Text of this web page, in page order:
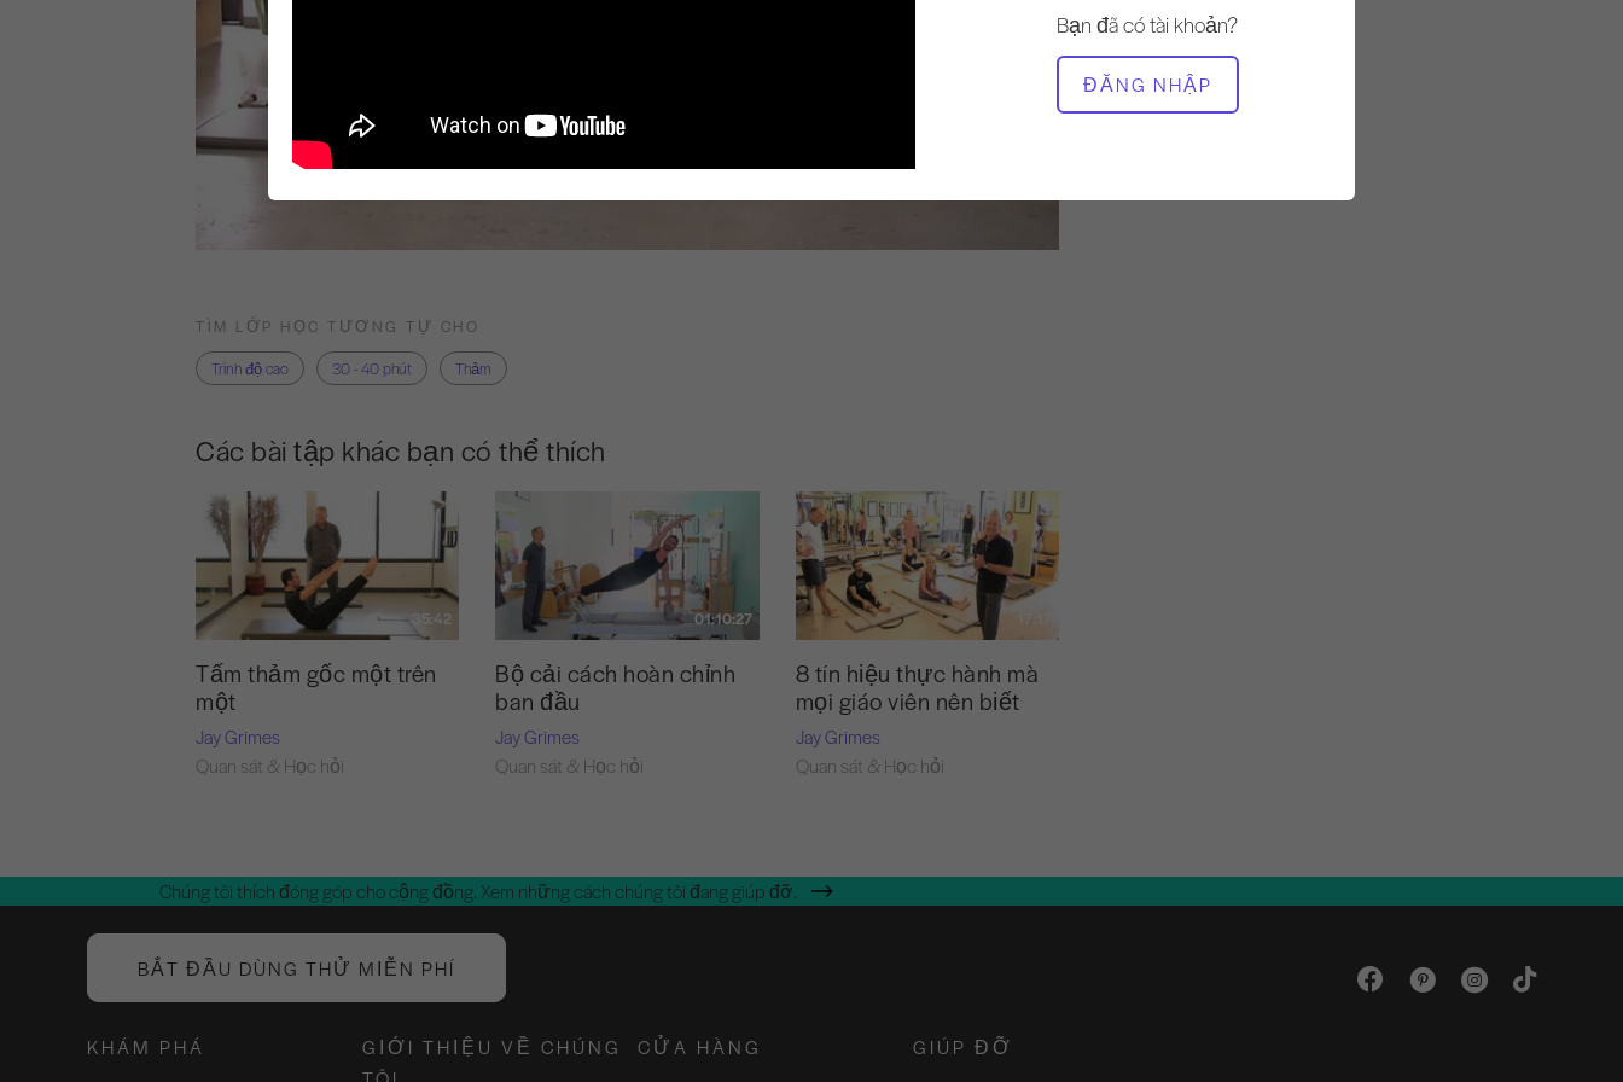
Bạn đã có tài khoản?
ĐĂNG NHẬP
THIẾT BỊ CẦN THIẾT
Thảm
TÌM LỚP HỌC TƯƠNG TỰ CHO
Trình độ cao
30 - 40 phút Thảm
Các bài tập khác bạn có thể thích
35:42
Tấm thảm gốc một trên
một
Jay Grimes
Quan sát & Học hỏi
01:10:27
Bộ cải cách hoàn chỉnh
ban đầu
Jay Grimes
Quan sát & Học hỏi
17:17
8 tín hiệu thực hành mà
mọi giáo viên nên biết
Jay Grimes
Quan sát & Học hỏi
Chúng tôi thích đóng góp cho cộng đồng. Xem những cách chúng tôi đang giúp đỡ.
BẮT ĐẦU DÙNG THỬ MIỄN PHÍ
KHÁM PHÁ
GIỚI THIỆU VỀ CHÚNG
CỬA HÀNG GIÚP ĐỠ